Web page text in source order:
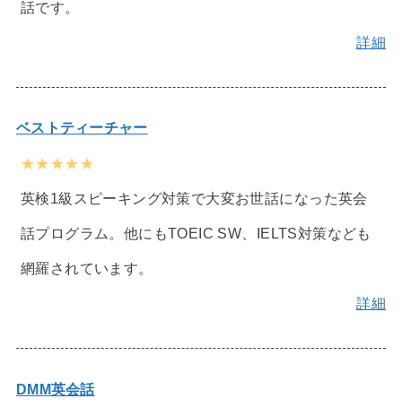
話です。
詳細
ベストティーチャー
★★★★★
英検1級スピーキング対策で大変お世話になった英会
話プログラム。他にもTOEIC SW、IELTS対策なども
網羅されています。
詳細
DMM英会話